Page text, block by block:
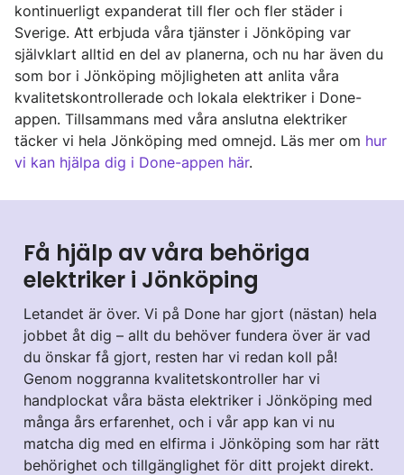
kontinuerligt expanderat till fler och fler städer i
Sverige. Att erbjuda våra tjänster i Jönköping var
självklart alltid en del av planerna, och nu har även du
som bor i Jönköping möjligheten att anlita våra
kvalitetskontrollerade och lokala elektriker i Done-
appen. Tillsammans med våra anslutna elektriker
täcker vi hela Jönköping med omnejd. Läs mer om hur
vi kan hjälpa dig i Done-appen här.
Få hjälp av våra behöriga
elektriker i Jönköping
Letandet är över. Vi på Done har gjort (nästan) hela
jobbet åt dig – allt du behöver fundera över är vad
du önskar få gjort, resten har vi redan koll på!
Genom noggranna kvalitetskontroller har vi
handplockat våra bästa elektriker i Jönköping med
många års erfarenhet, och i vår app kan vi nu
matcha dig med en elfirma i Jönköping som har rätt
behörighet och tillgänglighet för ditt projekt direkt.